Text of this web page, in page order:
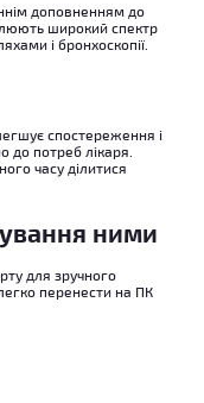
доповненням до
широкий спектр
і бронхоскопії.
спостереження і
до потреб лікаря.
часу ділитися
ними
для зручного
перенести на ПК